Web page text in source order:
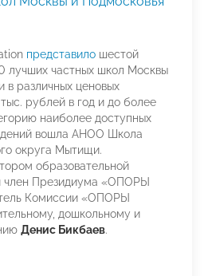
представило шестой
лучших частных школ Москвы
в различных ценовых
рублей в год и до более
наиболее доступных
вошла АНОО Школа
округа Мытищи.
образовательной
член Президиума «ОПОРЫ
Комиссии «ОПОРЫ
дошкольному и
Денис Бикбаев.